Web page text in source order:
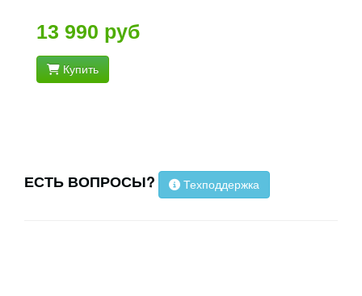
13 990 руб
Купить
ЕСТЬ ВОПРОСЫ? Техподдержка